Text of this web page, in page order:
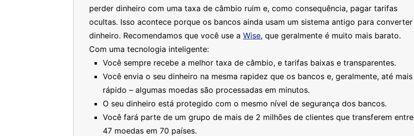
perder dinheiro com uma taxa de câmbio ruim e, como consequência, pagar tarifas
ocultas. Isso acontece porque os bancos ainda usam um sistema antigo para converter
dinheiro. Recomendamos que você use a Wise, que geralmente é muito mais barato.
Com uma tecnologia inteligente:
Você sempre recebe a melhor taxa de câmbio, e tarifas baixas e transparentes.
Você envia o seu dinheiro na mesma rapidez que os bancos e, geralmente, até mais
rápido – algumas moedas são processadas em minutos.
O seu dinheiro está protegido com o mesmo nível de segurança dos bancos.
Você fará parte de um grupo de mais de 2 milhões de clientes que transferem entre
47 moedas em 70 países.